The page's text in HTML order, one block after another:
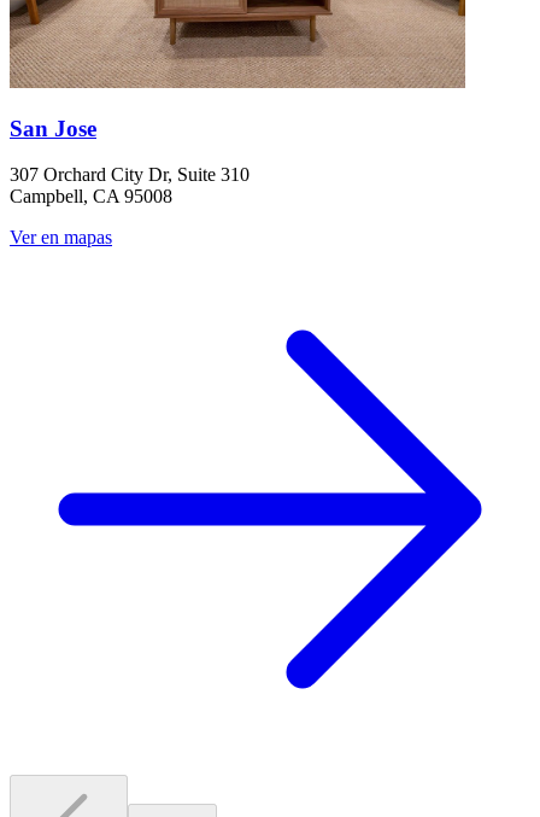
San Jose
307 Orchard City Dr, Suite 310
Campbell, CA 95008
Ver en mapas